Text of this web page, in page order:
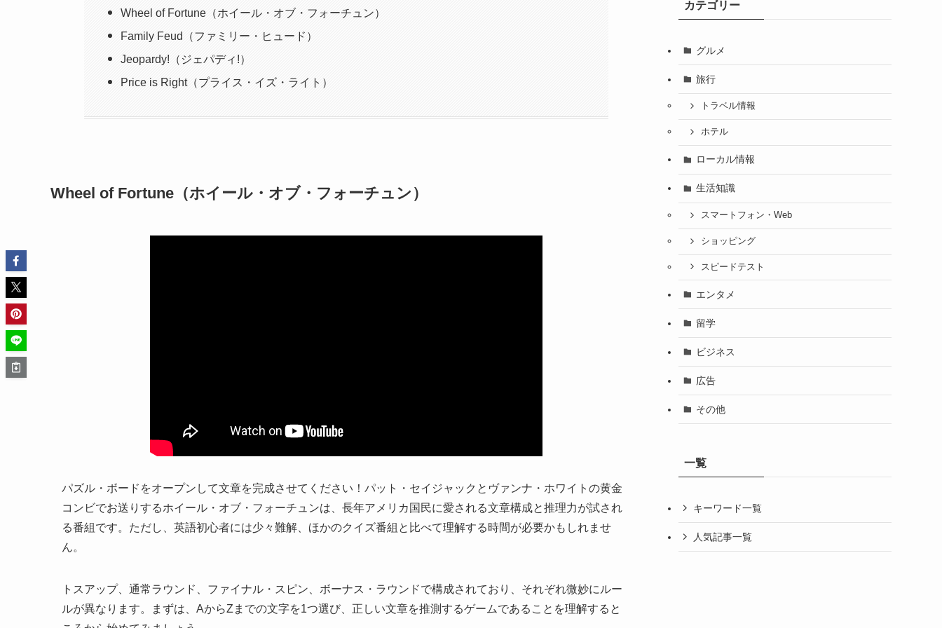
Wheel of Fortune（ホイール・オブ・フォーチュン）
Family Feud（ファミリー・ヒュード）
Jeopardy!（ジェパディ!）
Price is Right（プライス・イズ・ライト）
Wheel of Fortune（ホイール・オブ・フォーチュン）
パズル・ボードをオープンして文章を完成させてください！パット・セイジャックとヴァンナ・ホワイトの黄金
コンビでお送りするホイール・オブ・フォーチュンは、長年アメリカ国民に愛される文章構成と推理力が試され
る番組です。ただし、英語初心者には少々難解、ほかのクイズ番組と比べて理解する時間が必要かもしれませ
ん。
トスアップ、通常ラウンド、ファイナル・スピン、ボーナス・ラウンドで構成されており、それぞれ微妙にルー
ルが異なります。まずは、AからZまでの文字を1つ選び、正しい文章を推測するゲームであることを理解すると
カテゴリー
グルメ
旅行
トラベル情報
ホテル
ローカル情報
生活知識
スマートフォン・Web
ショッピング
スピードテスト
エンタメ
留学
ビジネス
広告
その他
一覧
キーワード一覧
人気記事一覧